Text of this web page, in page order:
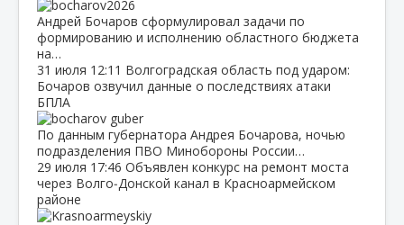
Андрей Бочаров сформулировал задачи по
формированию и исполнению областного бюджета
на…
31 июля 12:11 Волгоградская область под ударом:
Бочаров озвучил данные о последствиях атаки
БПЛА
По данным губернатора Андрея Бочарова, ночью
подразделения ПВО Минобороны России…
29 июля 17:46 Объявлен конкурс на ремонт моста
через Волго‑Донской канал в Красноармейском
районе